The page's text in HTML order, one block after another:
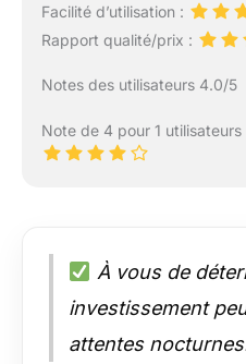
Facilité d’utilisation :
Rapport qualité/prix :
Notes des utilisateurs 4.0/5
Note de 4 pour 1 utilisateurs
À vous de
investissement
attentes